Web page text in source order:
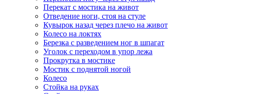
Перекат с мостика на живот
Отведение ноги, стоя на стуле
Кувырок назад через плечо на живот
Колесо на локтях
Березка с разведением ног в шпагат
Уголок с переходом в упор лежа
Прокрутка в мостике
Мостик с поднятой ногой
Колесо
Стойка на руках